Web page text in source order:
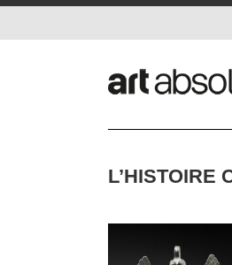
L’HISTOIRE